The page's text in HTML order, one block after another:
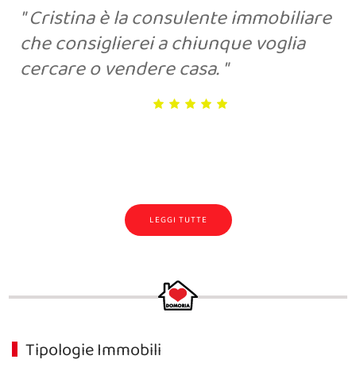
Cristina è la consulente immobiliare
che consiglierei a chiunque voglia
cercare o vendere casa.
LEGGI TUTTE
Tipologie Immobili